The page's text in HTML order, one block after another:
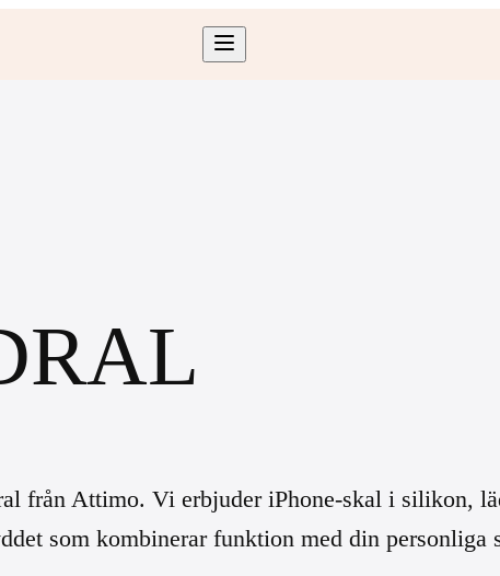
från Attimo. Vi erbjuder iPhone-skal i silikon,
som kombinerar funktion med din personliga